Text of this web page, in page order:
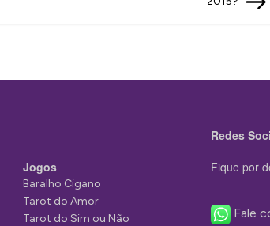
Jogos
Baralho Cigano
Tarot do Amor
Tarot do Sim ou Não
Redes
Fique por
Fale